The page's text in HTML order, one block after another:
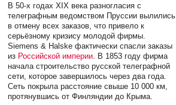
В 50-х годах XIX века разногласия с
телеграфным ведомством Пруссии вылились
в отмену всех заказов, что привело к
серьёзному кризису молодой фирмы.
Siemens & Halske фактически спасли заказы
из Российской империи . В 1853 году фирма
начала строительство русской телеграфной
сети, которое завершилось через два года.
Сеть покрыла расстояние свыше 10 000 км,
протянувшись от Финляндии до Крыма.